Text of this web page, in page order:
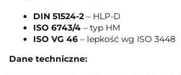
DIN 51524-2 – HLP-D
ISO 6743/4 – typ HM
ISO VG 46 – lepkość wg ISO 3448
Dane techniczne: